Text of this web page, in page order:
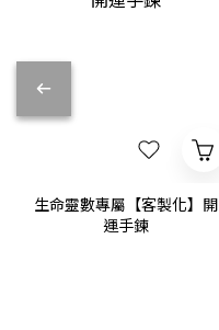
生命靈數專屬【客製化】開
運手鍊